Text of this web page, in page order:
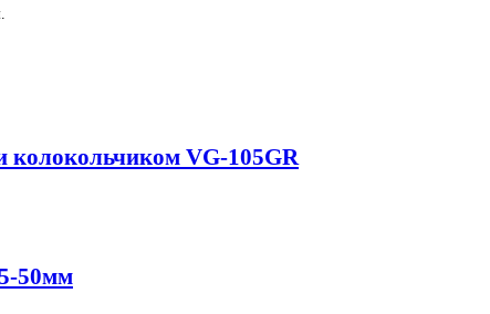
колокольчиком VG-105GR
50мм